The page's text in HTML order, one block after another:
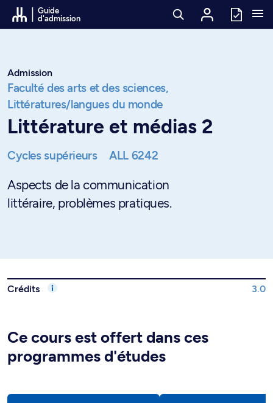
Passer au contenu
Guide
d'admission
Admission
Faculté des arts et des sciences,
Littératures/langues du monde
Littérature et médias 2
Cycles supérieurs ALL 6242
Aspects de la communication
littéraire, problèmes pratiques.
Crédits 3.0
Ce cours est offert dans ces
programmes d'études